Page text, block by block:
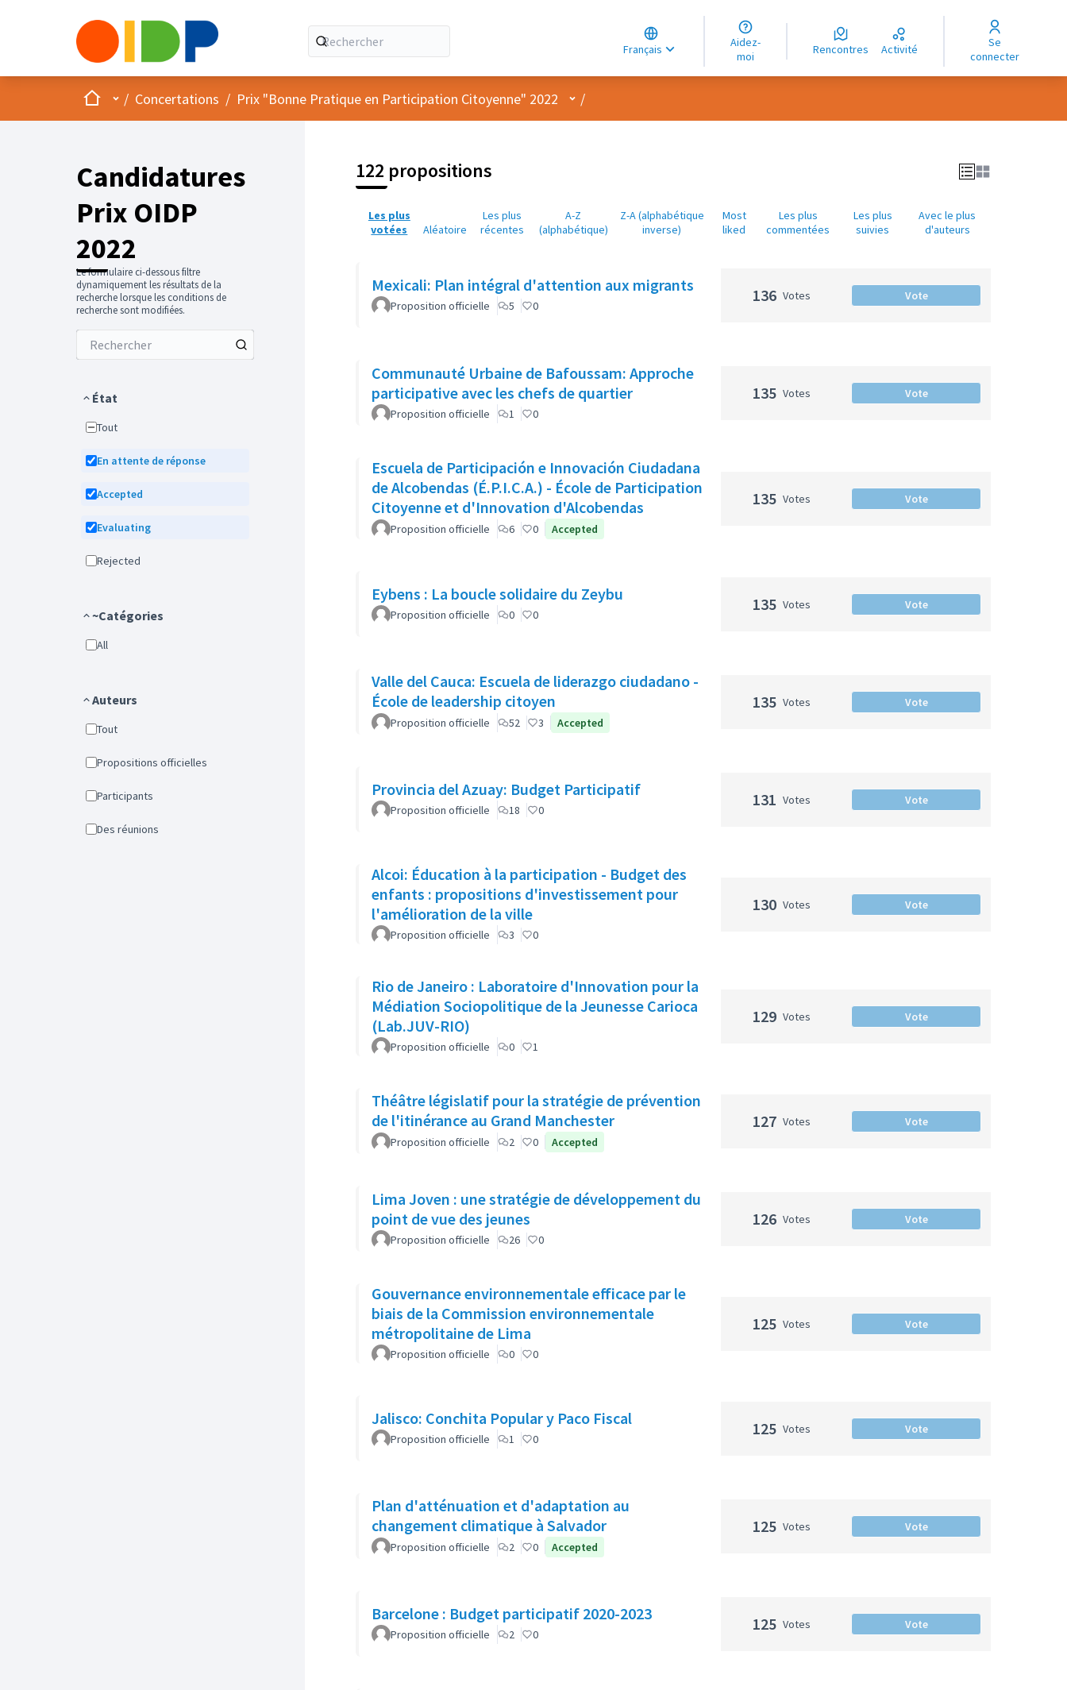
Français
Choose language
Choisir la langue
Elegir el idioma
Aidez-
moi
Rencontres Activité
Se
connecter
AccueilMenu principal
/ Concertations / Prix "Bonne Pratique en Participation Citoyenne" 2022 Menu utilisateur
/
Candidatures
Prix OIDP
2022
Le formulaire ci-dessous filtre
dynamiquement les résultats de la
recherche lorsque les conditions de
recherche sont modifiées.
État
Tout
En attente de réponse
Accepted
Evaluating
Rejected
~Catégories
All
Auteurs
Tout
Propositions officielles
Participants
Des réunions
122 propositions
Les plus
votées
Aléatoire
Les plus
récentes
A-Z
(alphabétique)
Z-A (alphabétique
inverse)
Most
liked
Les plus
commentées
Les plus
suivies
Avec le plus
d'auteurs
Mexicali: Plan intégral d'attention aux migrants
Proposition officielle 5 0
136 Votes Vote
Communauté Urbaine de Bafoussam: Approche
participative avec les chefs de quartier
Proposition officielle 1 0
135 Votes Vote
Escuela de Participación e Innovación Ciudadana
de Alcobendas (É.P.I.C.A.) - École de Participation
Citoyenne et d'Innovation d'Alcobendas
Proposition officielle 6 0 Accepted
135 Votes Vote
Eybens : La boucle solidaire du Zeybu
Proposition officielle 0 0
135 Votes Vote
Valle del Cauca: Escuela de liderazgo ciudadano -
École de leadership citoyen
Proposition officielle 52 3 Accepted
135 Votes Vote
Provincia del Azuay: Budget Participatif
Proposition officielle 18 0
131 Votes Vote
Alcoi: Éducation à la participation - Budget des
enfants : propositions d'investissement pour
l'amélioration de la ville
Proposition officielle 3 0
130 Votes Vote
Rio de Janeiro : Laboratoire d'Innovation pour la
Médiation Sociopolitique de la Jeunesse Carioca
(Lab.JUV-RIO)
Proposition officielle 0 1
129 Votes Vote
Théâtre législatif pour la stratégie de prévention
de l'itinérance au Grand Manchester
Proposition officielle 2 0 Accepted
127 Votes Vote
Lima Joven : une stratégie de développement du
point de vue des jeunes
Proposition officielle 26 0
126 Votes Vote
Gouvernance environnementale efficace par le
biais de la Commission environnementale
métropolitaine de Lima
Proposition officielle 0 0
125 Votes Vote
Jalisco: Conchita Popular y Paco Fiscal
Proposition officielle 1 0
125 Votes Vote
Plan d'atténuation et d'adaptation au
changement climatique à Salvador
Proposition officielle 2 0 Accepted
125 Votes Vote
Barcelone : Budget participatif 2020-2023
Proposition officielle 2 0
125 Votes Vote